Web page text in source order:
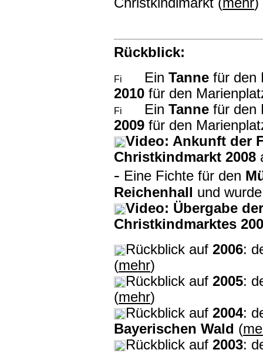
Rückblick:
Ein Tanne für den
2010 für den
Ein Tanne für den
2009 für den
Video: Ankunft der
Christkindmarkt 2008
- Eine Fichte für den
Reichenhall und
Video: Übergabe
Christkindmarktes
Rückblick auf 2006:
(mehr)
Rückblick auf 2005:
(mehr)
Rückblick auf 2004:
Bayerischen Wald (
Rückblick auf 2003: